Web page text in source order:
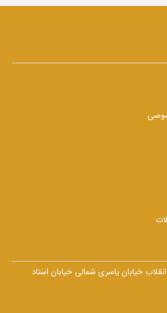
خیابان یاسری شمالی خیابان استاد